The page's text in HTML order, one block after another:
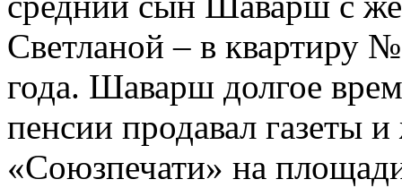
Светланой – в квартиру
года. Шаварш долгое
пенсии продавал газеты
«Союзпечати» на